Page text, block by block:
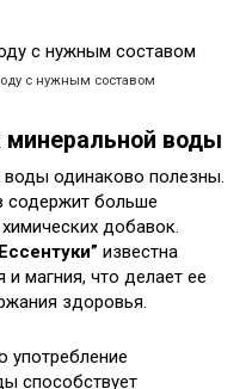
с нужным составом
воды
воды одинаково полезны.
содержит больше
добавок.
известна
магния, что делает ее
здоровья.
употребление
способствует